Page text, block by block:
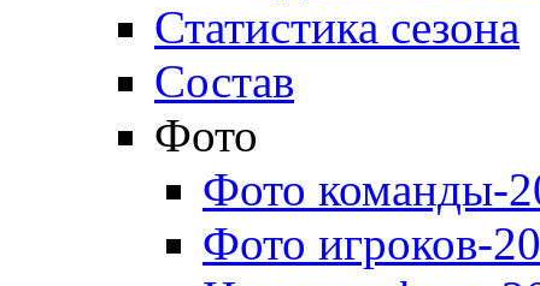
Статистика сезона
Состав
Фото
Фото команды-
Фото игроков-